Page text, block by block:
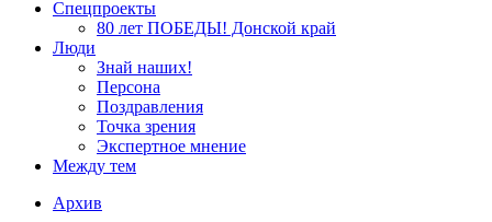
Спецпроекты
80 лет ПОБЕДЫ! Донской край
Люди
Знай наших!
Персона
Поздравления
Точка зрения
Экспертное мнение
Между тем
Архив